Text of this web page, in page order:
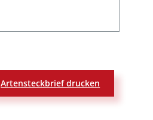
Artensteckbrief drucken